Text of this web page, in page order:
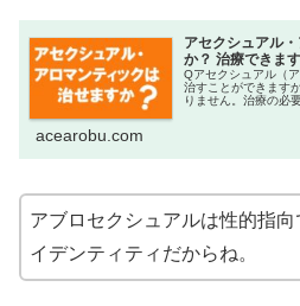
アセクシュアル
か？ 治療できま
Qアセクシュアル（
治すことができます
りません。治療の必
acearobu.com
アブロセクシュアルは性的指
イデンティティだからね。